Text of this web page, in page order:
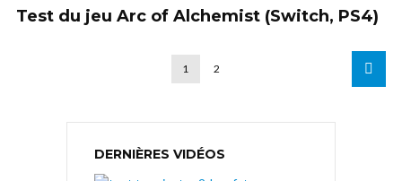
Test du jeu Arc of Alchemist (Switch, PS4)
1 2
DERNIÈRES VIDÉOS